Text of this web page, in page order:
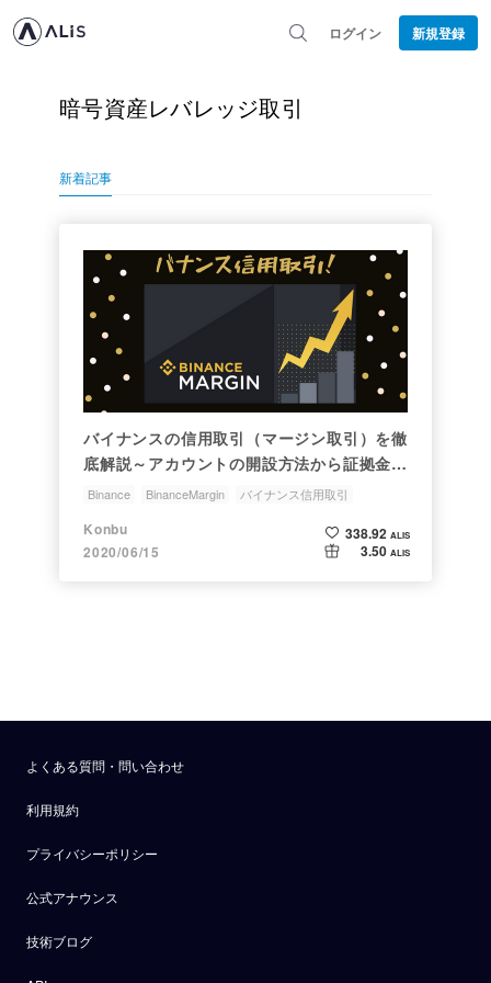
ログイン 新規登録
暗号資産レバレッジ取引
新着記事
バイナンスの信用取引（マージン取引）を徹
底解説～アカウントの開設方法から証拠金計
算例まで～
Binance BinanceMargin
バイナンス信用取引
暗号資産レバレッジ取引
Konbu
2020/06/15
338.92 ALIS
3.50 ALIS
よくある質問・問い合わせ
利用規約
プライバシーポリシー
公式アナウンス
技術ブログ